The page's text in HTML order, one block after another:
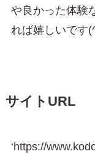
や良かった体験
れば嬉しいです
サイトURL
‘https://